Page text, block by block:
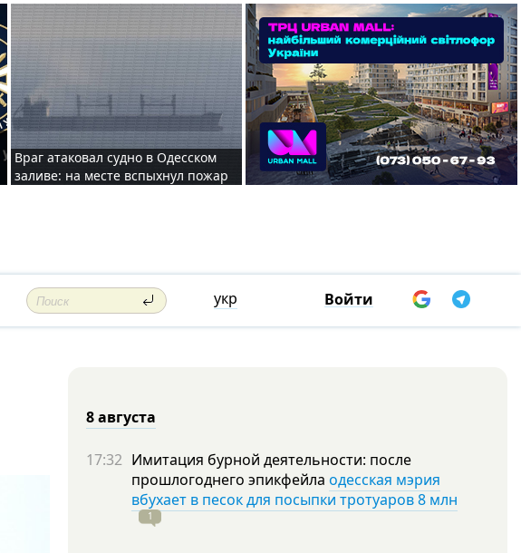
Враг атаковал судно в Одесском
заливе: на месте вспыхнул пожар
укр Войти
8 августа
17:32 Имитация бурной деятельности: после
прошлогоднего эпикфейла одесская мэрия
вбухает в песок для посыпки тротуаров 8 млн
1